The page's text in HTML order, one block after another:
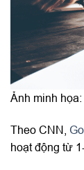
Ảnh minh
Theo CNN,
hoạt động từ